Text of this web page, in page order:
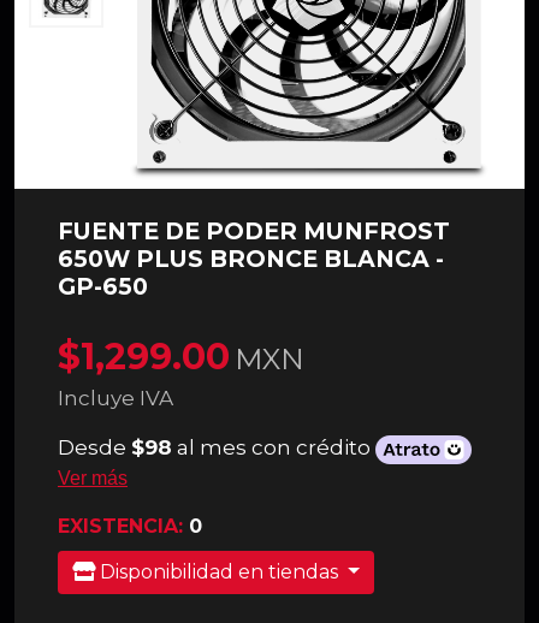
FUENTE DE PODER MUNFROST
650W PLUS BRONCE BLANCA -
GP-650
$1,299.00 MXN
Incluye IVA
Desde $98 al mes con crédito
Ver más
EXISTENCIA: 0
Disponibilidad en tiendas